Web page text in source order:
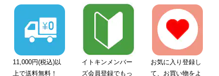
11,000円(税込)以
上で送料無料！
イトキンメンバー
ズ会員登録でもっ
お気に入り登録し
て、お買い物をよ